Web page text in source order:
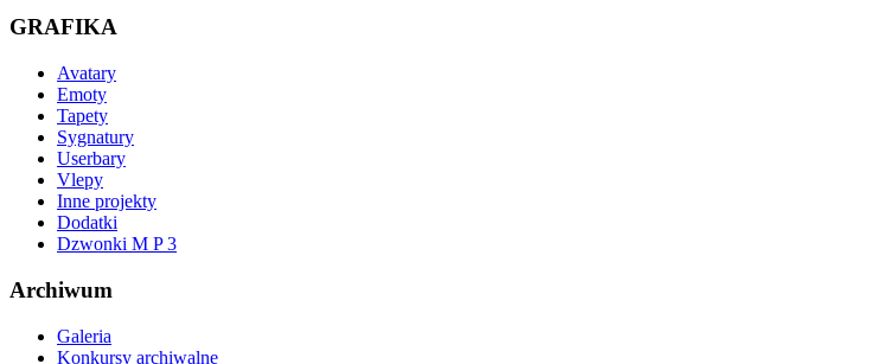
GRAFIKA
Avatary
Emoty
Tapety
Sygnatury
Userbary
Vlepy
Inne projekty
Dodatki
Dzwonki M P 3
Archiwum
Galeria
Konkursy archiwalne